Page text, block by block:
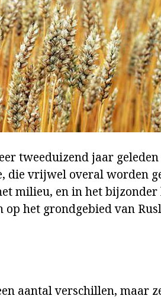
tweeduizend jaar
die vrijwel overal worden
milieu, en in het bijzonder
het grondgebied van
aantal verschillen, maar